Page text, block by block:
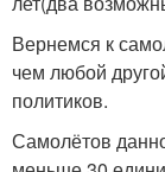
Вернемся к
чем любой
политиков.
Самолётов